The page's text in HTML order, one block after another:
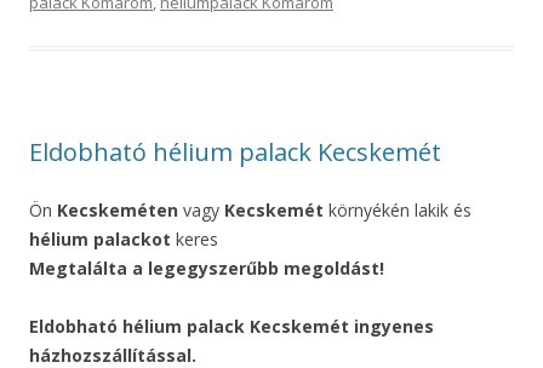
Eldobható hélium palack Kecskemét
Ön Kecskeméten vagy Kecskemét környékén lakik és
hélium palackot keres
Megtalálta a legegyszerűbb megoldást!
Eldobható hélium palack Kecskemét ingyenes
házhozszállítással.